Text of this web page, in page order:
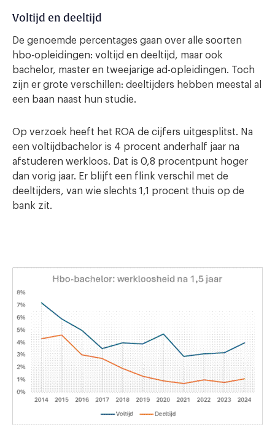
Voltijd en deeltijd
De genoemde percentages gaan over alle soorten
hbo-opleidingen: voltijd en deeltijd, maar ook
bachelor, master en tweejarige ad-opleidingen. Toch
zijn er grote verschillen: deeltijders hebben meestal al
een baan naast hun studie.
Op verzoek heeft het ROA de cijfers uitgesplitst. Na
een voltijdbachelor is 4 procent anderhalf jaar na
afstuderen werkloos. Dat is 0,8 procentpunt hoger
dan vorig jaar. Er blijft een flink verschil met de
deeltijders, van wie slechts 1,1 procent thuis op de
bank zit.